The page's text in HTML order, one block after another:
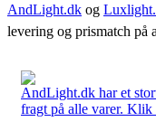
AndLight.dk og
levering og prismatch på
AndLight.dk har et
fragt på alle varer. Klik